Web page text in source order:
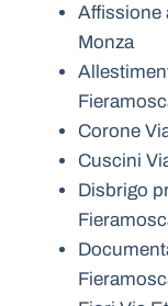
Affissione
Monza
Corone
Cuscini
Disbrigo